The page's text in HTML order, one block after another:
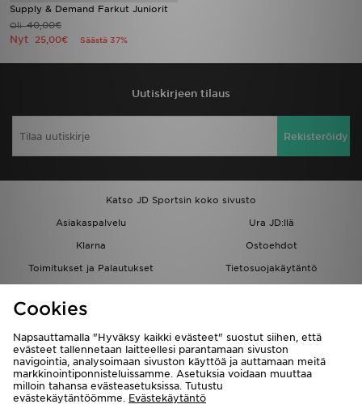
Supply & Demand Farkut Juniorit
Oli40,00€
Nyt 25,00€ Säästä 37%
Uutiskirjeen tilaus
Rekisteröidy
Katso JD Sportsin koko sivusto
Asiakaspalvelu
Ura JD:llä
Klarna
Ostoehdot
Toimitukset ja Palautukset
Tietosuojakäytäntö
Löydä myymälä
Kumppanuusohjelma
JD Blog
Cookies
Napsauttamalla "Hyväksy kaikki evästeet" suostut siihen, että
evästeet tallennetaan laitteellesi parantamaan sivuston
navigointia, analysoimaan sivuston käyttöä ja auttamaan meitä
markkinointiponnisteluissamme. Asetuksia voidaan muuttaa
milloin tahansa evästeasetuksissa. Tutustu
evästekäytäntöömme. Evästekäytäntö